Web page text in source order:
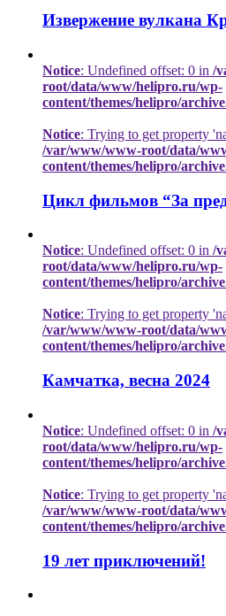
Извержение вулкана
Notice: Undefined offset: 0 in /
root/data/www/helipro.ru/wp-
content/themes/helipro/
Notice: Trying to get property
/var/www/www-root/data/
content/themes/helipro/
Цикл фильмов “За
Notice: Undefined offset: 0 in /
root/data/www/helipro.ru/wp-
content/themes/helipro/
Notice: Trying to get property
/var/www/www-root/data/
content/themes/helipro/
Камчатка, весна 2024
Notice: Undefined offset: 0 in /
root/data/www/helipro.ru/wp-
content/themes/helipro/
Notice: Trying to get property
/var/www/www-root/data/
content/themes/helipro/
19 лет приключений!